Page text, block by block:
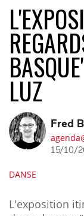
LUZ
Fred
15/10/
DANSE
L'exposition